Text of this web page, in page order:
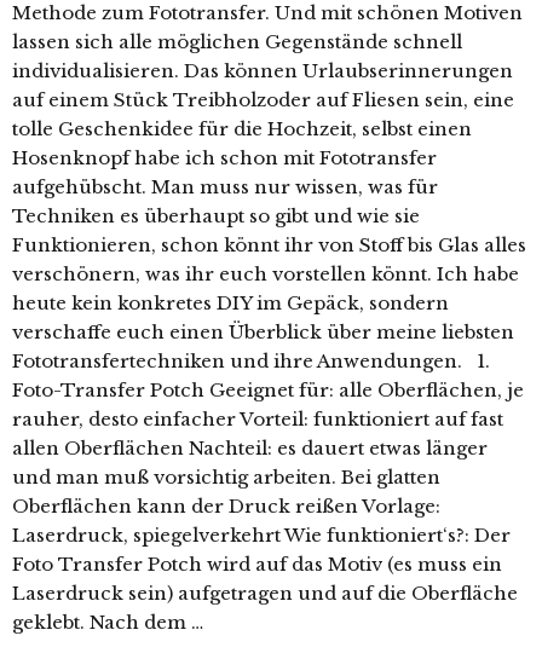
Methode zum Fototransfer. Und mit schönen Motiven
lassen sich alle möglichen Gegenstände schnell
individualisieren. Das können Urlaubserinnerungen
auf einem Stück Treibholzoder auf Fliesen sein, eine
tolle Geschenkidee für die Hochzeit, selbst einen
Hosenknopf habe ich schon mit Fototransfer
aufgehübscht. Man muss nur wissen, was für
Techniken es überhaupt so gibt und wie sie
Funktionieren, schon könnt ihr von Stoff bis Glas alles
verschönern, was ihr euch vorstellen könnt. Ich habe
heute kein konkretes DIY im Gepäck, sondern
verschaffe euch einen Überblick über meine liebsten
Fototransfertechniken und ihre Anwendungen. 1.
Foto-Transfer Potch Geeignet für: alle Oberflächen, je
rauher, desto einfacher Vorteil: funktioniert auf fast
allen Oberflächen Nachteil: es dauert etwas länger
und man muß vorsichtig arbeiten. Bei glatten
Oberflächen kann der Druck reißen Vorlage:
Laserdruck, spiegelverkehrt Wie funktioniert‘s?: Der
Foto Transfer Potch wird auf das Motiv (es muss ein
Laserdruck sein) aufgetragen und auf die Oberfläche
geklebt. Nach dem …